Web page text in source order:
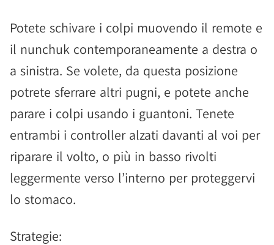
Potete schivare i colpi muovendo il remote e
il nunchuk contemporaneamente a destra o
a sinistra. Se volete, da questa posizione
potrete sferrare altri pugni, e potete anche
parare i colpi usando i guantoni. Tenete
entrambi i controller alzati davanti al voi per
riparare il volto, o più in basso rivolti
leggermente verso l’interno per proteggervi
lo stomaco.
Strategie: